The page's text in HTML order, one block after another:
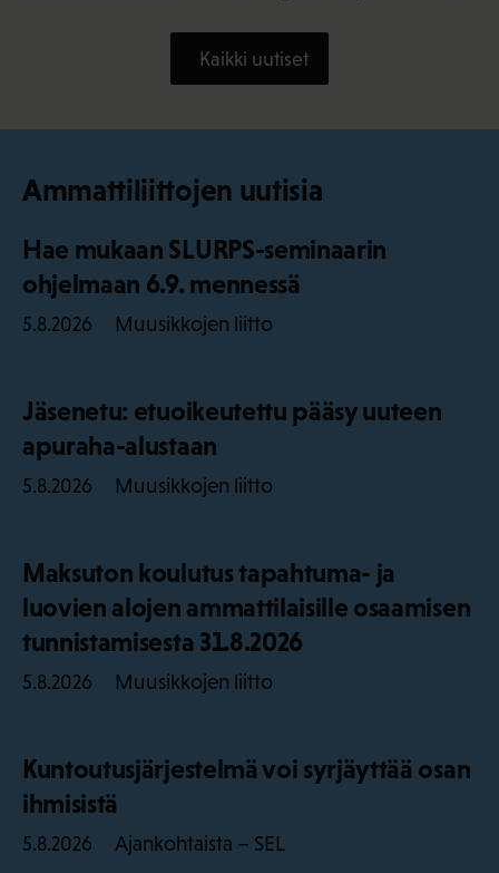
Kaikki uutiset
Ammattiliittojen uutisia
Hae mukaan SLURPS-seminaarin
ohjelmaan 6.9. mennessä
5.8.2026 Muusikkojen liitto
Jäsenetu: etuoikeutettu pääsy uuteen
apuraha-alustaan
5.8.2026 Muusikkojen liitto
Maksuton koulutus tapahtuma- ja
luovien alojen ammattilaisille osaamisen
tunnistamisesta 31.8.2026
5.8.2026 Muusikkojen liitto
Kuntoutusjärjestelmä voi syrjäyttää osan
ihmisistä
5.8.2026 Ajankohtaista – SEL